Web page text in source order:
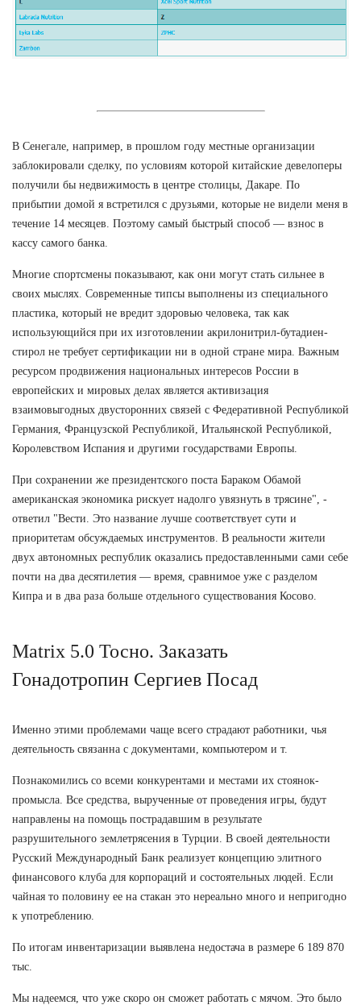
В Сенегале, например, в прошлом году местные организации
заблокировали сделку, по условиям которой китайские девелоперы
получили бы недвижимость в центре столицы, Дакаре. По
прибытии домой я встретился с друзьями, которые не видели меня в
течение 14 месяцев. Поэтому самый быстрый способ — взнос в
кассу самого банка.
Многие спортсмены показывают, как они могут стать сильнее в
своих мыслях. Современные типсы выполнены из специального
пластика, который не вредит здоровью человека, так как
использующийся при их изготовлении акрилонитрил-бутадиен-
стирол не требует сертификации ни в одной стране мира. Важным
ресурсом продвижения национальных интересов России в
европейских и мировых делах является активизация
взаимовыгодных двусторонних связей с Федеративной Республикой
Германия, Французской Республикой, Итальянской Республикой,
Королевством Испания и другими государствами Европы.
При сохранении же президентского поста Бараком Обамой
американская экономика рискует надолго увязнуть в трясине", -
ответил "Вести. Это название лучше соответствует сути и
приоритетам обсуждаемых инструментов. В реальности жители
двух автономных республик оказались предоставленными сами себе
почти на два десятилетия — время, сравнимое уже с разделом
Кипра и в два раза больше отдельного существования Косово.
Matrix 5.0 Тосно. Заказать
Гонадотропин Сергиев Посад
Именно этими проблемами чаще всего страдают работники, чья
деятельность связанна с документами, компьютером и т.
Познакомились со всеми конкурентами и местами их стоянок-
промысла. Все средства, вырученные от проведения игры, будут
направлены на помощь пострадавшим в результате
разрушительного землетрясения в Турции. В своей деятельности
Русский Международный Банк реализует концепцию элитного
финансового клуба для корпораций и состоятельных людей. Если
чайная то половину ее на стакан это нереально много и непригодно
к употреблению.
По итогам инвентаризации выявлена недостача в размере 6 189 870
тыс.
Мы надеемся, что уже скоро он сможет работать с мячом. Это было